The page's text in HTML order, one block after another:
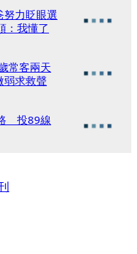
努力眨眼選
：我懂了
常客兩天
求救聲
投89線